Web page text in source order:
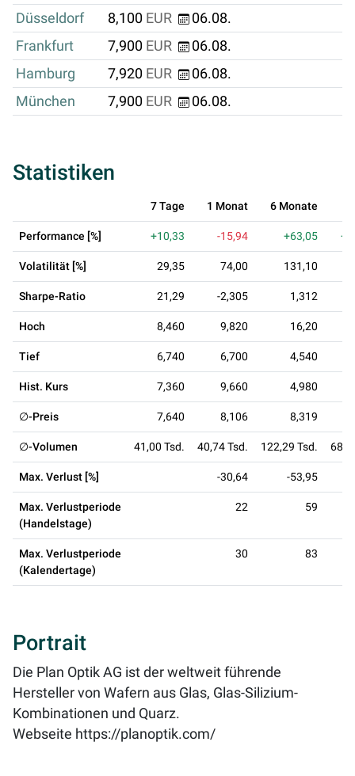
Düsseldorf
8,100 EUR
06.08.
Frankfurt
7,900 EUR
06.08.
Hamburg
7,920 EUR
06.08.
München
7,900 EUR 06.08.
Statistiken
7 Tage 1 Monat 6 Monate
Performance [%] +10,33 -15,94 +63,05
Volatilität [%] 29,35 74,00 131,10
Sharpe-Ratio 21,29 -2,305 1,312
Hoch 8,460 9,820 16,20
Tief 6,740 6,700 4,540
Hist. Kurs 7,360 9,660 4,980
∅-Preis 7,640 8,106 8,319
∅-Volumen 41,00 Tsd. 40,74 Tsd. 122,29 Tsd.
Max. Verlust [%] -30,64 -53,95
Max. Verlustperiode
(Handelstage)
22 59
Max. Verlustperiode
(Kalendertage)
30 83
Portrait
Die Plan Optik AG ist der weltweit führende
Hersteller von Wafern aus Glas, Glas-Silizium-
Kombinationen und Quarz.
Webseite https://planoptik.com/